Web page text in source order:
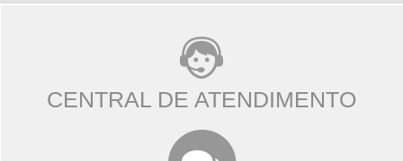
CENTRAL DE ATENDIMENTO